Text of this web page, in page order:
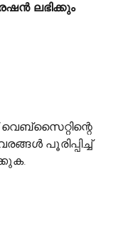
ലഭിക്കും
പൂരിപ്പിച്ച്